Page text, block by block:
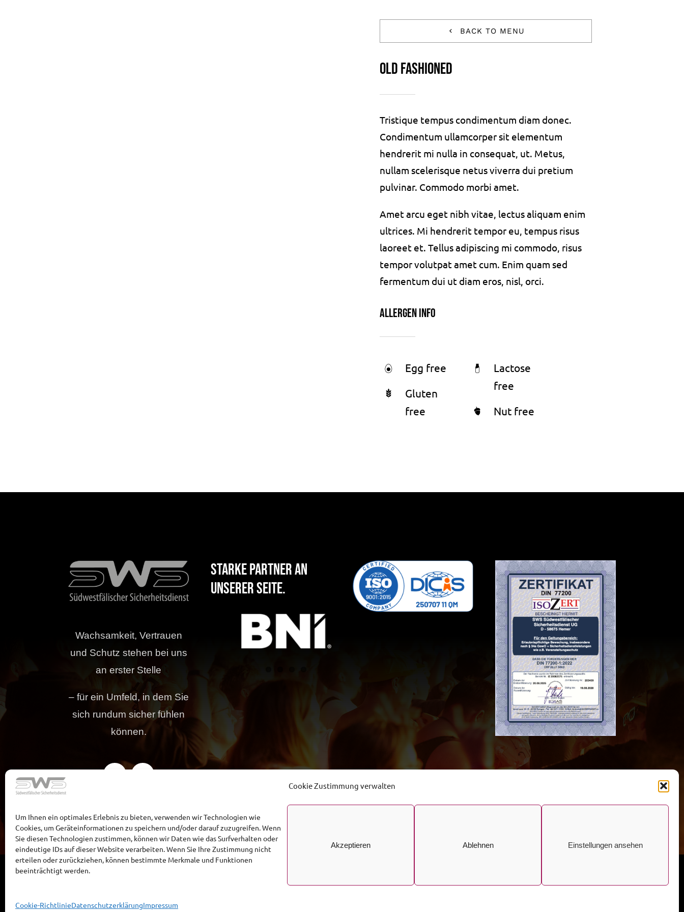
Cookie Zustimmung verwalten
Um Ihnen ein optimales Erlebnis zu bieten, verwenden wir Technologien wie
Cookies, um Geräteinformationen zu speichern und/oder darauf zuzugreifen. Wenn
Sie diesen Technologien zustimmen, können wir Daten wie das Surfverhalten oder
eindeutige IDs auf dieser Website verarbeiten. Wenn Sie Ihre Zustimmung nicht
erteilen oder zurückziehen, können bestimmte Merkmale und Funktionen
beeinträchtigt werden.
Akzeptieren Ablehnen Einstellungen ansehen
Cookie-RichtlinieDatenschutzerklärungImpressum
BACK TO MENU
Old Fashioned
Tristique tempus condimentum diam donec.
Condimentum ullamcorper sit elementum
hendrerit mi nulla in consequat, ut. Metus,
nullam scelerisque netus viverra dui pretium
pulvinar. Commodo morbi amet.
Amet arcu eget nibh vitae, lectus aliquam enim
ultrices. Mi hendrerit tempor eu, tempus risus
laoreet et. Tellus adipiscing mi commodo, risus
tempor volutpat amet cum. Enim quam sed
fermentum dui ut diam eros, nisl, orci.
Allergen Info
Egg free
Gluten
free
Lactose
free
Nut free
Wachsamkeit, Vertrauen
und Schutz stehen bei uns
an erster Stelle
– für ein Umfeld, in dem Sie
sich rundum sicher fühlen
können.
Starke Partner an
unserer Seite.